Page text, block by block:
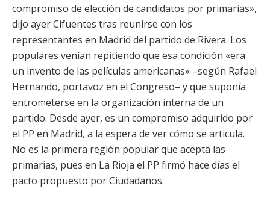
compromiso de elección de candidatos por primarias»,
dijo ayer Cifuentes tras reunirse con los
representantes en Madrid del partido de Rivera. Los
populares venían repitiendo que esa condición «era
un invento de las películas americanas» –según Rafael
Hernando, portavoz en el Congreso– y que suponía
entrometerse en la organización interna de un
partido. Desde ayer, es un compromiso adquirido por
el PP en Madrid, a la espera de ver cómo se articula.
No es la primera región popular que acepta las
primarias, pues en La Rioja el PP firmó hace días el
pacto propuesto por Ciudadanos.